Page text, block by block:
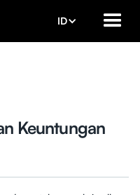
ID
Keuntungan